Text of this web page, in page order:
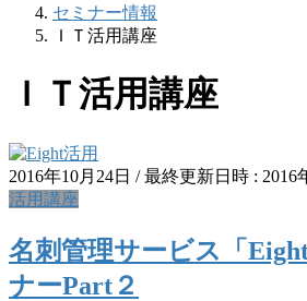
セミナー情報
ＩＴ活用講座
ＩＴ活用講座
2016年10月24日 / 最終更新日時 : 2016
活用講座
名刺管理サービス「
ナーPart２